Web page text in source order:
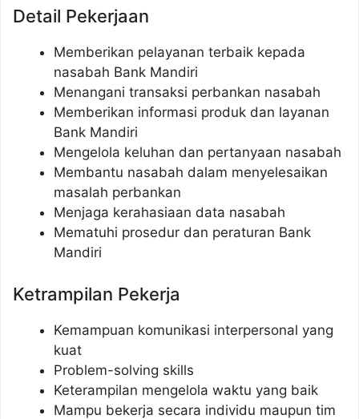
Detail Pekerjaan
Memberikan pelayanan terbaik kepada
nasabah Bank Mandiri
Menangani transaksi perbankan nasabah
Memberikan informasi produk dan layanan
Bank Mandiri
Mengelola keluhan dan pertanyaan nasabah
Membantu nasabah dalam menyelesaikan
masalah perbankan
Menjaga kerahasiaan data nasabah
Mematuhi prosedur dan peraturan Bank
Mandiri
Ketrampilan Pekerja
Kemampuan komunikasi interpersonal yang
kuat
Problem-solving skills
Keterampilan mengelola waktu yang baik
Mampu bekerja secara individu maupun tim